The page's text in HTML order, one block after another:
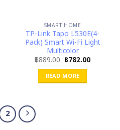
SMART HOME
TP-Link Tapo L530E(4-
Pack) Smart Wi-Fi Light
Multicolor
฿889.00 Original
was:
฿889.00.
฿782.00Current
READ MORE
2